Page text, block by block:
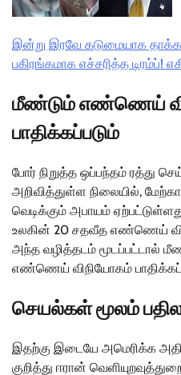
இன்று இரவே கடுமையாக
பகிரங்கமாக எச்சரித்த டிரம்ப்!
மீண்டும் எண்ணெய்
பாதிக்கப்படும்
போர் நிறுத்த ஒப்பந்தம் ரத்து
அறிவித்துள்ள நிலையில்,
வெடிக்கும் அபாயம்
உலகின் 20 சதவீத எண்ணெய்
அந்த வழித்தடம் மூடப்பட்டால்
எண்ணெய் விநியோகம்
செயல்கள் மூலம்
இதற்கு இடையே அமெரிக்க
குறித்து ஈரான்